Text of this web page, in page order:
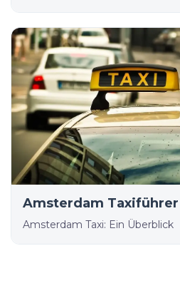
Amsterdam Taxiführer
Amsterdam Taxi: Ein Überblick